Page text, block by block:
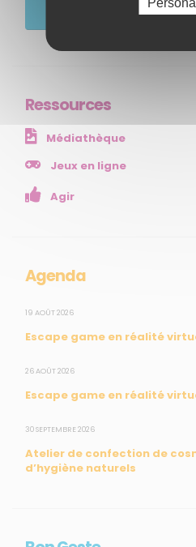
Ressources
Médiathèque
Jeux en ligne
Agir
Agenda
19 AOÛT 2026
Escape game en réalité
26 AOÛT 2026
Escape game en réalité
30 SEPTEMBRE 2026
Atelier de confection de
d’hygiène naturels
NOS SERVICES
Presse
Collectivités
Mesures réglementaires
SUIVEZ-NOUS
CONTACT
Mail : info@madininair.fr